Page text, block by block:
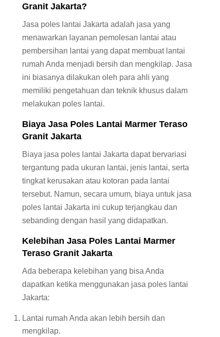
Granit Jakarta?
Jasa poles lantai Jakarta adalah jasa yang
menawarkan layanan pemolesan lantai atau
pembersihan lantai yang dapat membuat lantai
rumah Anda menjadi bersih dan mengkilap. Jasa
ini biasanya dilakukan oleh para ahli yang
memiliki pengetahuan dan teknik khusus dalam
melakukan poles lantai.
Biaya Jasa Poles Lantai MarmerTeraso
Granit Jakarta
Biaya jasa poles lantai Jakarta dapat bervariasi
tergantung pada ukuran lantai, jenis lantai, serta
tingkat kerusakan atau kotoran pada lantai
tersebut. Namun, secara umum, biaya untuk jasa
poles lantai Jakarta ini cukup terjangkau dan
sebanding dengan hasil yang didapatkan.
Kelebihan Jasa Poles Lantai Marmer
Teraso Granit Jakarta
Ada beberapa kelebihan yang bisa Anda
dapatkan ketika menggunakan jasa poles lantai
Jakarta:
Lantai rumah Anda akan lebih bersih dan
mengkilap.